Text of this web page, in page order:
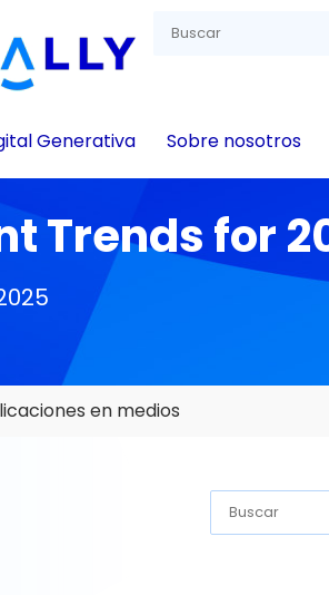
Generativa Sobre nosotros
Trends for
en medios